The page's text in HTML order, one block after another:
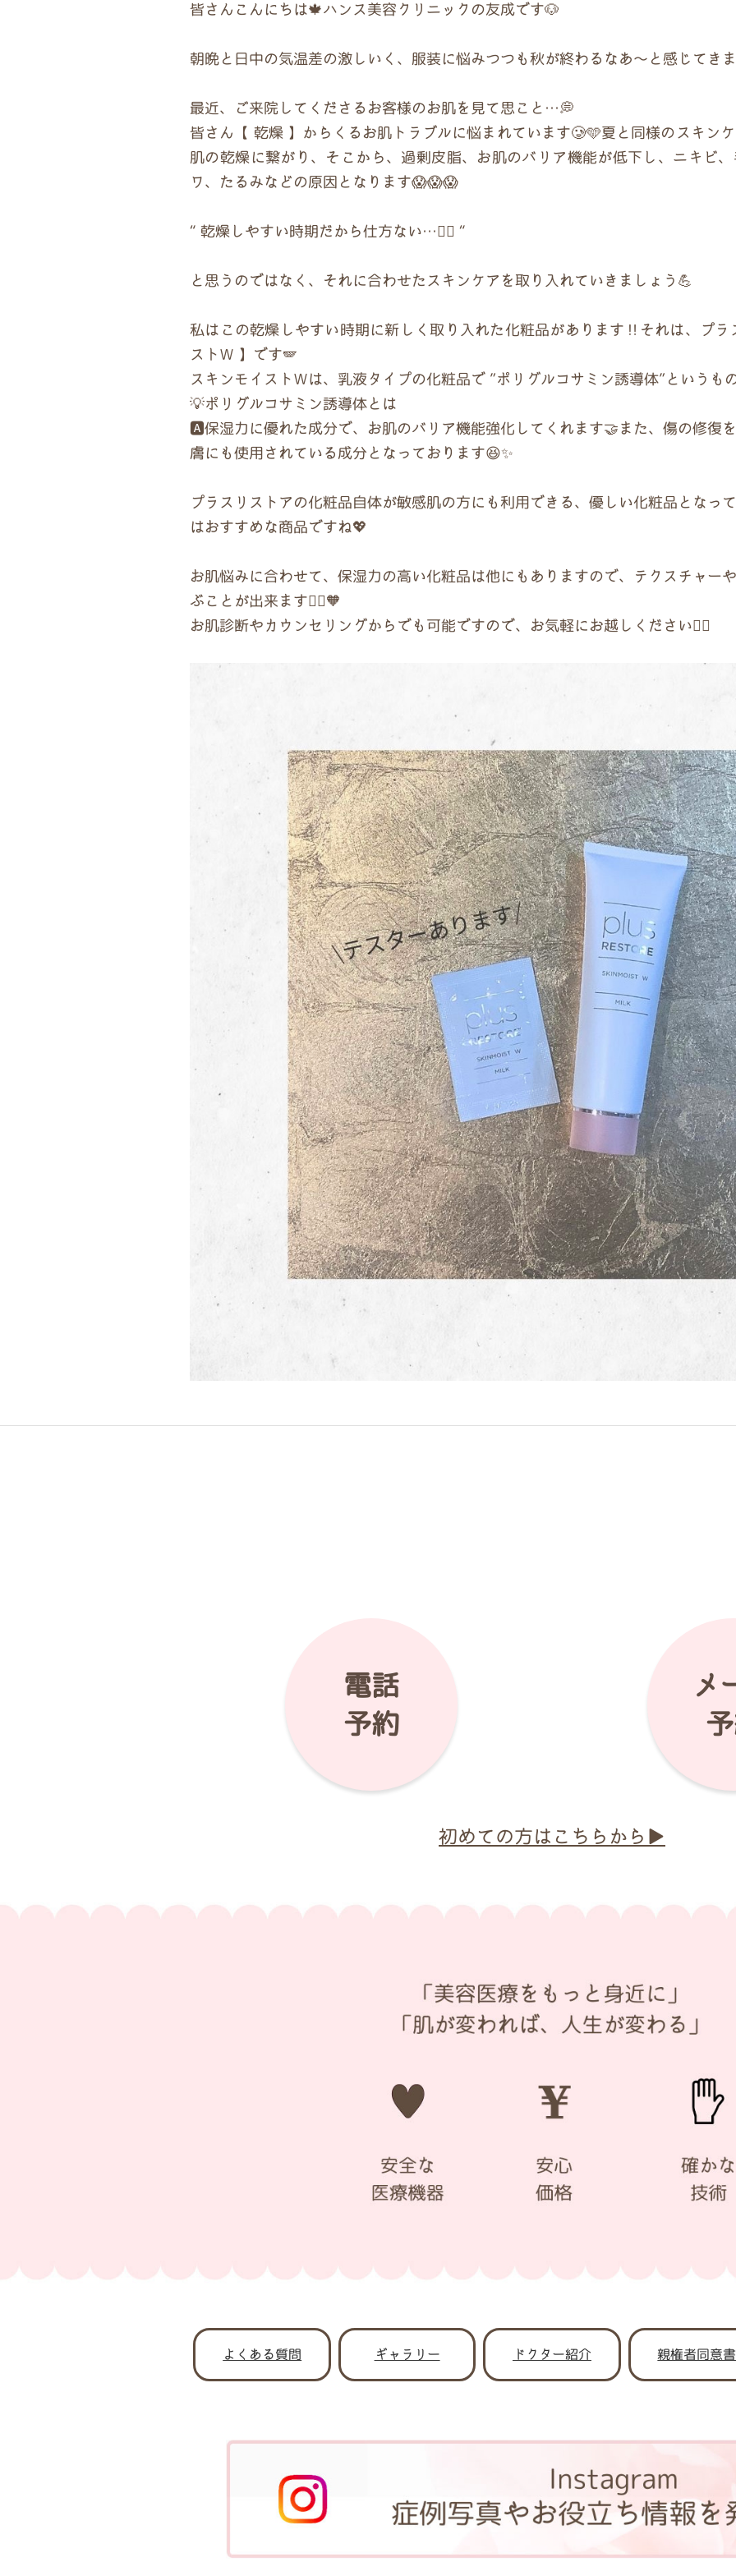
皆さんこんにちは🍁ハンス美容クリニックの友成です🐶
朝晩と日中の気温差の激しいく、服装に悩みつつも秋が終わるなあ〜と感じてき
最近、ご来院してくださるお客様のお肌を見て思こと…💭
皆さん【 乾燥 】からくるお肌トラブルに悩まれています🥲🩵夏と同様のスキン
肌の乾燥に繋がり、そこから、過剰皮脂、お肌のバリア機能が低下し、ニキビ
ワ、たるみなどの原因となります😱😱😱
“ 乾燥しやすい時期だから仕方ない…🤷‍♀️ “
と思うのではなく、それに合わせたスキンケアを取り入れていきましょう💪
私はこの乾燥しやすい時期に新しく取り入れた化粧品があります‼️それは、プ
ストＷ 】です🪽
スキンモイストＷは、乳液タイプの化粧品で ”ポリグルコサミン誘導体”というも
💡ポリグルコサミン誘導体とは
🅰️保湿力に優れた成分で、お肌のバリア機能強化してくれます🤝また、傷の修復
膚にも使用されている成分となっております😆✨
プラスリストアの化粧品自体が敏感肌の方にも利用できる、優しい化粧品となっ
はおすすめな商品ですね💖
お肌悩みに合わせて、保湿力の高い化粧品は他にもありますので、テクスチャー
ぶことが出来ます🧏‍♀️🧡
お肌診断やカウンセリングからでも可能ですので、お気軽にお越しください🙋‍♀️
電話
予約
メ
初めての方はこちらから▶
よくある質問 ギャラリー ドクター紹介 親権者同意書